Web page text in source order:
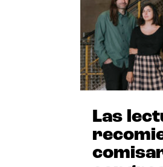
Las